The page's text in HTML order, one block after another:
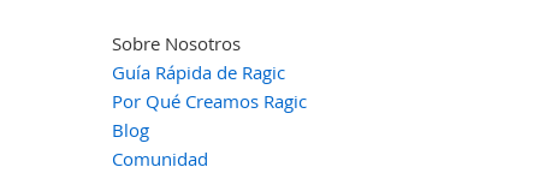
Sobre Nosotros
Guía Rápida de Ragic
Por Qué Creamos Ragic
Blog
Comunidad